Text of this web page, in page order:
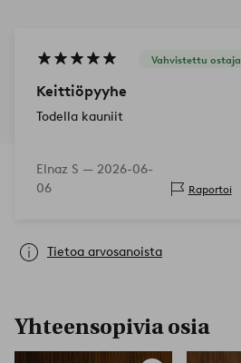
Vahvistettu ostaja
Keittiöpyyhe
Todella kauniit
Elnaz S — 2026-06-
06
Raportoi
Tietoa arvosanoista
Yhteensopivia osia